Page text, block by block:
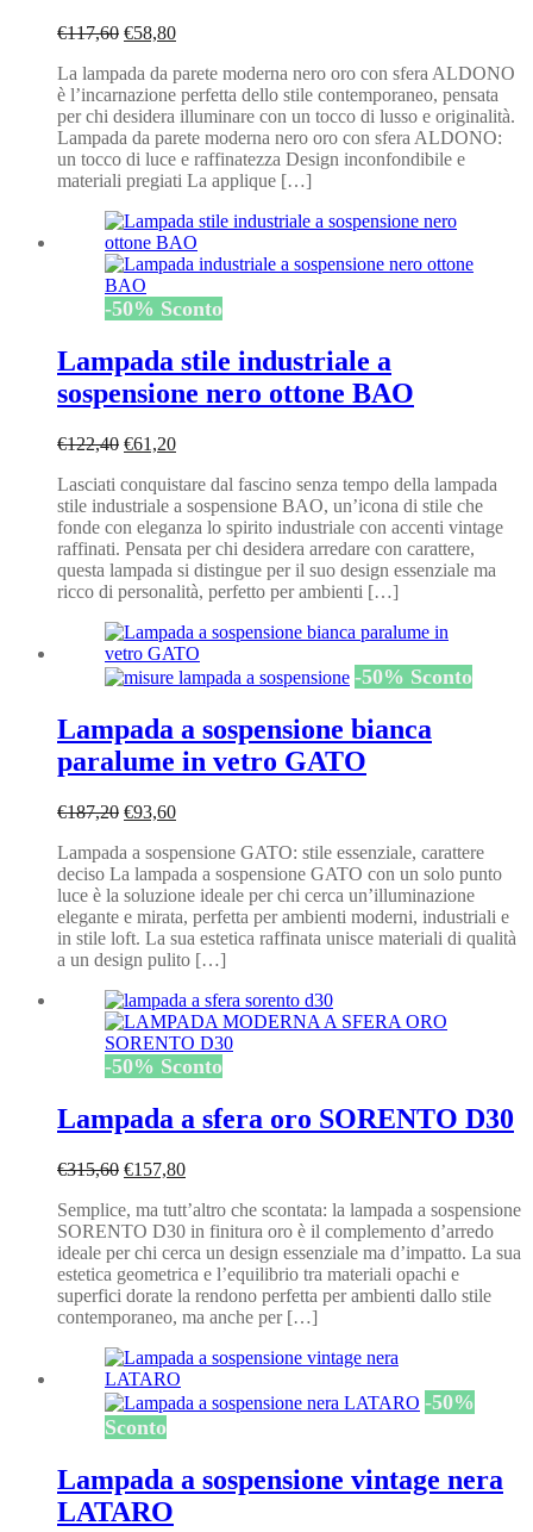
€117,60 Il
originale
era:
€117,60.
€58,80Il
attuale
è:
€58,80.
La lampada da parete moderna nero oro con sfera ALDONO
è l’incarnazione perfetta dello stile contemporaneo, pensata
per chi desidera illuminare con un tocco di lusso e originalità.
Lampada da parete moderna nero oro con sfera ALDONO:
un tocco di luce e raffinatezza Design inconfondibile e
materiali pregiati La applique […]
-50% Sconto
Lampada stile industriale a
sospensione nero ottone BAO
€122,40 Il
originale
era:
€122,40.
€61,20Il
attuale
è:
€61,20.
Lasciati conquistare dal fascino senza tempo della lampada
stile industriale a sospensione BAO, un’icona di stile che
fonde con eleganza lo spirito industriale con accenti vintage
raffinati. Pensata per chi desidera arredare con carattere,
questa lampada si distingue per il suo design essenziale ma
ricco di personalità, perfetto per ambienti […]
-50% Sconto
Lampada a sospensione bianca
paralume in vetro GATO
€187,20 Il
originale
era:
€187,20.
€93,60Il
attuale
è:
€93,60.
Lampada a sospensione GATO: stile essenziale, carattere
deciso La lampada a sospensione GATO con un solo punto
luce è la soluzione ideale per chi cerca un’illuminazione
elegante e mirata, perfetta per ambienti moderni, industriali e
in stile loft. La sua estetica raffinata unisce materiali di qualità
a un design pulito […]
-50% Sconto
Lampada a sfera oro SORENTO D30
€315,60 Il
originale
era:
€315,60.
€157,80Il
attuale
è:
€157,80.
Semplice, ma tutt’altro che scontata: la lampada a sospensione
SORENTO D30 in finitura oro è il complemento d’arredo
ideale per chi cerca un design essenziale ma d’impatto. La sua
estetica geometrica e l’equilibrio tra materiali opachi e
superfici dorate la rendono perfetta per ambienti dallo stile
contemporaneo, ma anche per […]
-50%
Sconto
Lampada a sospensione vintage nera
LATARO